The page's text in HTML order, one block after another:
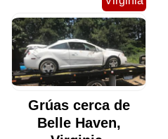
Grúas cerca de
Belle Haven,